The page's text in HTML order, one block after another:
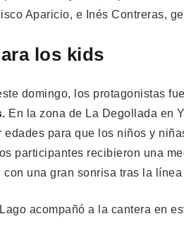
Aparicio, e Inés Contreras,
los kids
domingo, los protagonistas
En la zona de La Degollada en
edades para que los niños y
participantes recibieron una
una gran sonrisa tras la línea
acompañó a la cantera en